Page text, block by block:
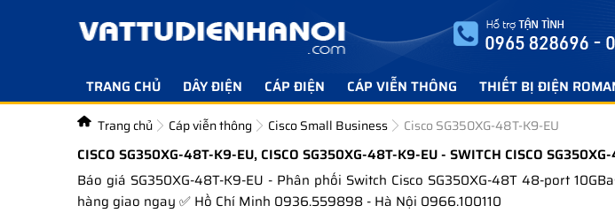
TRANG CHỦ DÂY ĐIỆN CÁP ĐIỆN CÁP VIỄN THÔNG THIẾT BỊ ĐIỆN
Trang chủ Cáp viễn thông Cisco Small Business Cisco SG350XG-48T-K9-EU
CISCO SG350XG-48T-K9-EU, CISCO SG350XG-48T-K9-EU - SWITCH CISCO
Báo giá SG350XG-48T-K9-EU - Phân phối Switch Cisco SG350XG-48T 48-port
hàng giao ngay ✅ Hồ Chí Minh 0936.559898 - Hà Nội 0966.100110